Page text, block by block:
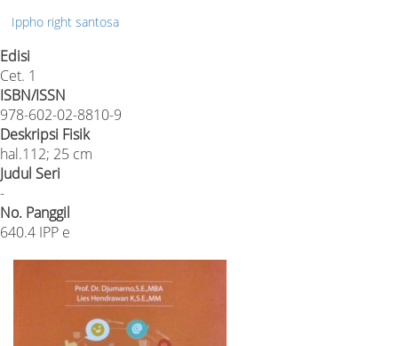
Ippho right santosa
Edisi
Cet. 1
ISBN/ISSN
978-602-02-8810-9
Deskripsi Fisik
hal.112; 25 cm
Judul Seri
-
No. Panggil
640.4 IPP e